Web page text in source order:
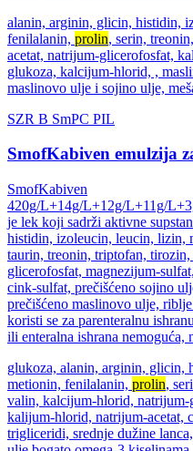
alanin, arginin, glicin, histidin,
fenilalanin, prolin, serin,
acetat, natrijum-glicerofosfat,
glukoza, kalcijum-hlorid, ,
maslinovo ulje i sojino ulje,
SZR B SmPC PIL
SmofKabiven emulzija
SmofKabiven
420g/L+14g/L+12g/L+11g/
je lek koji sadrži aktivne
histidin, izoleucin, leucin, lizin,
taurin, treonin, triptofan,
glicerofosfat, magnezijum-
cink-sulfat, prečišćeno sojino
prečišćeno maslinovo ulje,
koristi se za parenteralnu
ili enteralna ishrana
glukoza, alanin, arginin, glicin,
metionin, fenilalanin, prolin,
valin, kalcijum-hlorid, natrijum-
kalijum-hlorid, natrijum-acetat,
trigliceridi, srednje dužine